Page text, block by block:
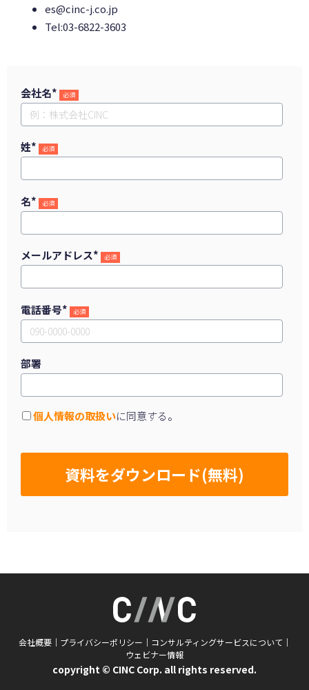
es@cinc-j.co.jp
Tel:03-6822-3603
会社名*
姓*
名*
メールアドレス*
電話番号*
部署
個人情報の取扱いに同意する。
会社概要│ プライバシーポリシー │ コンサルティングサービスについて │
ウェビナー情報
copyright © CINC Corp. all rights reserved.